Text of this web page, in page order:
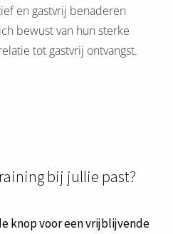
en gastvrij benaderen
bewust van hun sterke
tot gastvrij ontvangst.
bij jullie past?
knop voor een vrijblijvende